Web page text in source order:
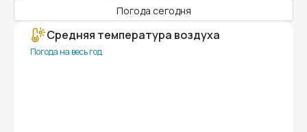
Погода сегодня
Средняя температура воздуха
Погода на весь год